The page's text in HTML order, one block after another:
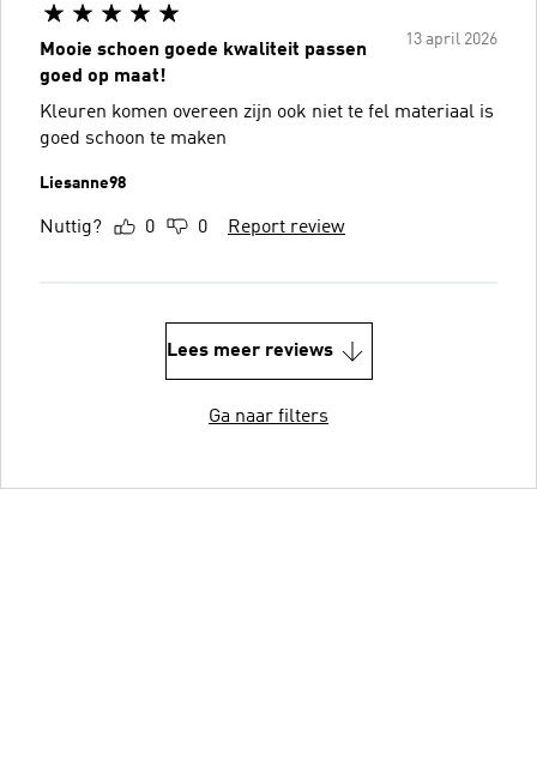
13 april 2026
Mooie schoen goede kwaliteit passen
goed op maat!
Kleuren komen overeen zijn ook niet te fel materiaal is
goed schoon te maken
Liesanne98
Nuttig? 0 0 Report review
Lees meer reviews
Ga naar filters